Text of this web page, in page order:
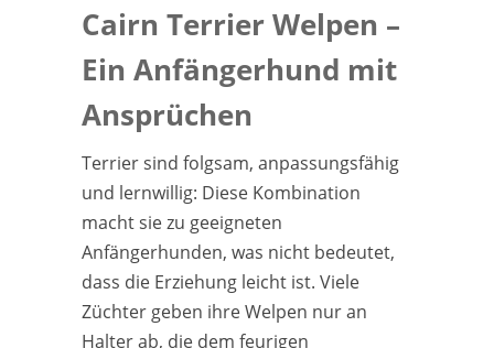
Cairn Terrier Welpen –
Ein Anfängerhund mit
Ansprüchen
Terrier sind folgsam, anpassungsfähig
und lernwillig: Diese Kombination
macht sie zu geeigneten
Anfängerhunden, was nicht bedeutet,
dass die Erziehung leicht ist. Viele
Züchter geben ihre Welpen nur an
Halter ab, die dem feurigen